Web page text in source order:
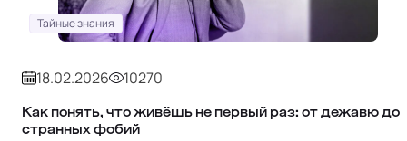
Тайные знания
18.02.2026 10270
Как понять, что живёшь не первый раз: от дежавю до
странных фобий